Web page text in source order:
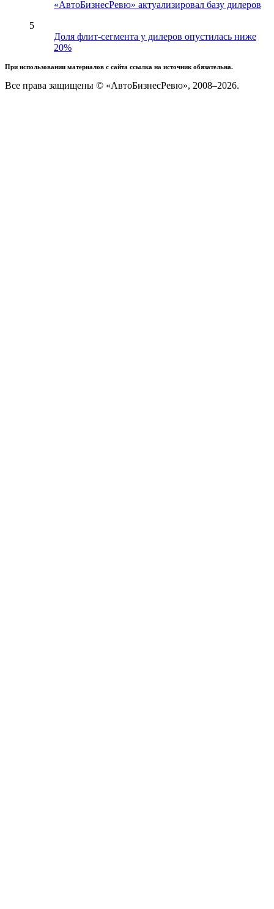
«АвтоБизнесРевю» актуализировал базу дилеров
5
Доля флит-сегмента у дилеров опустилась ниже
20%
При использовании материалов с сайта ссылка на источник обязательна.
Все права защищены © «АвтоБизнесРевю», 2008–2026.